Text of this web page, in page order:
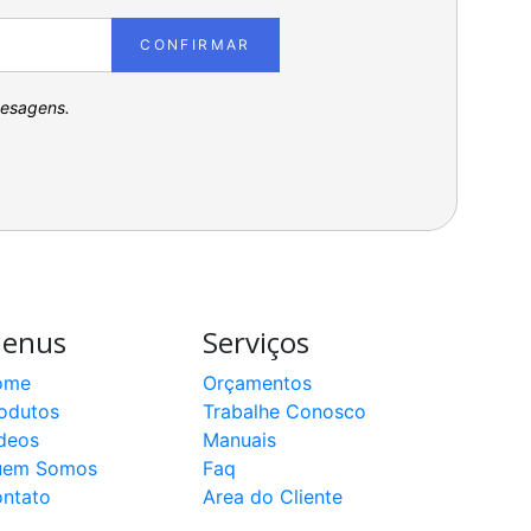
CONFIRMAR
Somos
Serviços
Orçamentos
Trabalhe Conosco
Manuais
Faq
Area do Cliente